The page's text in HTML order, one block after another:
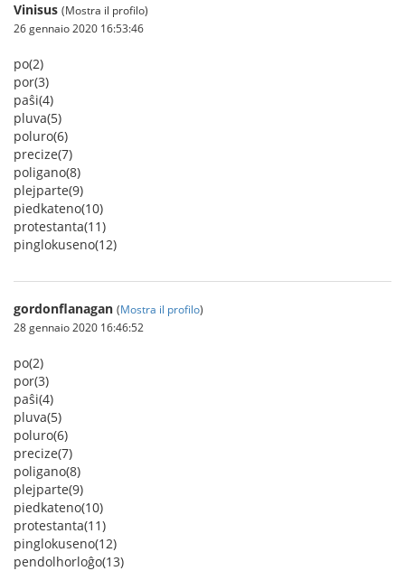
Vinisus (Mostra il profilo)
26 gennaio 2020 16:53:46
po(2)
por(3)
paŝi(4)
pluva(5)
poluro(6)
precize(7)
poligano(8)
plejparte(9)
piedkateno(10)
protestanta(11)
pinglokuseno(12)
gordonflanagan (Mostra il profilo)
28 gennaio 2020 16:46:52
po(2)
por(3)
paŝi(4)
pluva(5)
poluro(6)
precize(7)
poligano(8)
plejparte(9)
piedkateno(10)
protestanta(11)
pinglokuseno(12)
pendolhorloĝo(13)